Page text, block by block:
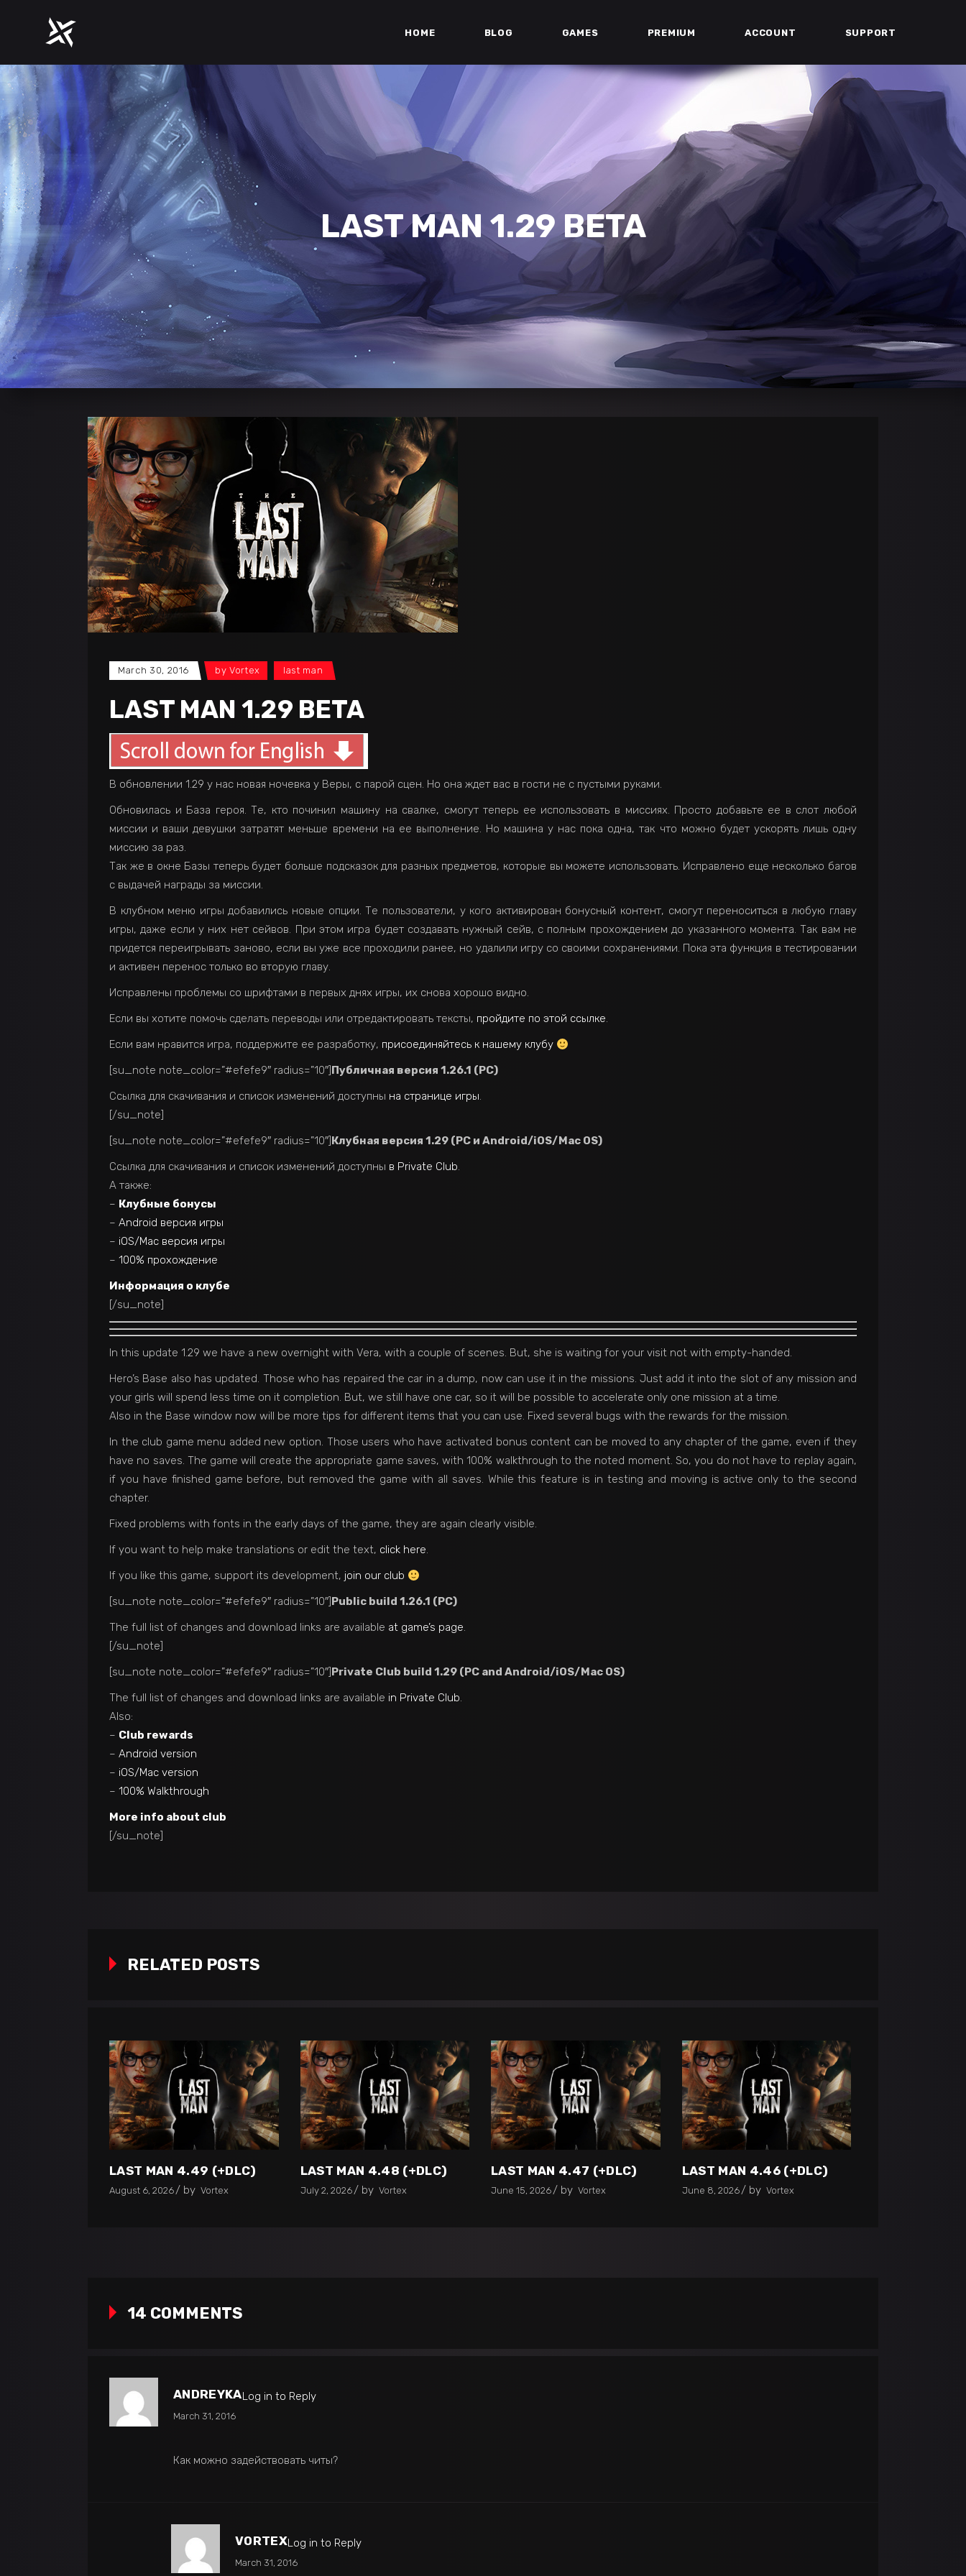
HOME BLOG GAMES PREMIUM ACCOUNT SUPPORT
LAST MAN 1.29 BETA
March 30, 2016 byVortex last man
LAST MAN 1.29 BETA
В обновлении 1.29 у нас новая ночевка у Веры, с парой сцен. Но она ждет вас в гости не с пустыми руками.
Обновилась и База героя. Те, кто починил машину на свалке, смогут теперь ее использовать в миссиях. Просто добавьте ее в слот любой
миссии и ваши девушки затратят меньше времени на ее выполнение. Но машина у нас пока одна, так что можно будет ускорять лишь одну
миссию за раз.
Так же в окне Базы теперь будет больше подсказок для разных предметов, которые вы можете использовать. Исправлено еще несколько багов
с выдачей награды за миссии.
В клубном меню игры добавились новые опции. Те пользователи, у кого активирован бонусный контент, смогут переноситься в любую главу
игры, даже если у них нет сейвов. При этом игра будет создавать нужный сейв, с полным прохождением до указанного момента. Так вам не
придется переигрывать заново, если вы уже все проходили ранее, но удалили игру со своими сохранениями. Пока эта функция в тестировании
и активен перенос только во вторую главу.
Исправлены проблемы со шрифтами в первых днях игры, их снова хорошо видно.
Если вы хотите помочь сделать переводы или отредактировать тексты, пройдите по этой ссылке.
Если вам нравится игра, поддержите ее разработку, присоединяйтесь к нашему клубу
[su_note note_color=”#efefe9″ radius=”10″]Публичная версия 1.26.1 (PC)
Ссылка для скачивания и список изменений доступны на странице игры.
[/su_note]
[su_note note_color=”#efefe9″ radius=”10″]Клубная версия 1.29 (PC и Android/iOS/Mac OS)
Ссылка для скачивания и список изменений доступны в Private Club.
А также:
– Клубные бонусы
– Android версия игры
– iOS/Mac версия игры
– 100% прохождение
Информация о клубе
[/su_note]
In this update 1.29 we have a new overnight with Vera, with a couple of scenes. But, she is waiting for your visit not with empty-handed.
Hero’s Base also has updated. Those who has repaired the car in a dump, now can use it in the missions. Just add it into the slot of any mission and
your girls will spend less time on it completion. But, we still have one car, so it will be possible to accelerate only one mission at a time.
Also in the Base window now will be more tips for different items that you can use. Fixed several bugs with the rewards for the mission.
In the club game menu added new option. Those users who have activated bonus content can be moved to any chapter of the game, even if they
have no saves. The game will create the appropriate game saves, with 100% walkthrough to the noted moment. So, you do not have to replay again,
if you have finished game before, but removed the game with all saves. While this feature is in testing and moving is active only to the second
chapter.
Fixed problems with fonts in the early days of the game, they are again clearly visible.
If you want to help make translations or edit the text, click here.
If you like this game, support its development, join our club
[su_note note_color=”#efefe9″ radius=”10″]Public build 1.26.1 (PC)
The full list of changes and download links are available at game’s page.
[/su_note]
[su_note note_color=”#efefe9″ radius=”10″]Private Club build 1.29 (PC and Android/iOS/Mac OS)
The full list of changes and download links are available in Private Club.
Also:
– Club rewards
– Android version
– iOS/Mac version
– 100% Walkthrough
More info about club
[/su_note]
RELATED POSTS
LAST MAN 4.49 (+DLC)
August 6, 2026 by Vortex
LAST MAN 4.48 (+DLC)
July 2, 2026 by Vortex
LAST MAN 4.47 (+DLC)
June 15, 2026 by Vortex
LAST MAN 4.46 (+DLC)
June 8, 2026 by Vortex
14 COMMENTS
ANDREYKALog in to Reply
March 31, 2016
Как можно задействовать читы?
VORTEXLog in to Reply
March 31, 2016